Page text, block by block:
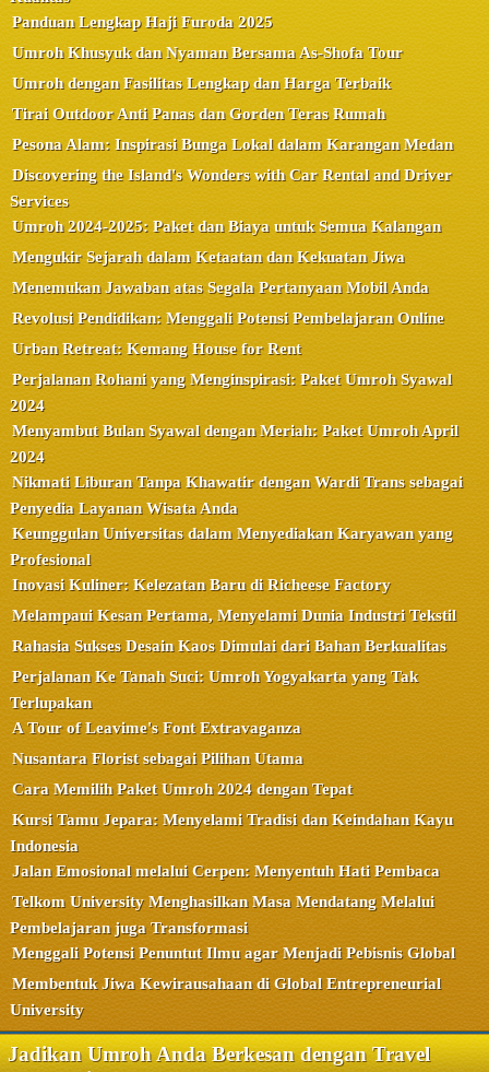
Panduan Lengkap Haji Furoda 2025
Umroh Khusyuk dan Nyaman Bersama As-Shofa Tour
Umroh dengan Fasilitas Lengkap dan Harga Terbaik
Tirai Outdoor Anti Panas dan Gorden Teras Rumah
Pesona Alam: Inspirasi Bunga Lokal dalam Karangan Medan
Discovering the Island's Wonders with Car Rental and Driver
Services
Umroh 2024-2025: Paket dan Biaya untuk Semua Kalangan
Mengukir Sejarah dalam Ketaatan dan Kekuatan Jiwa
Menemukan Jawaban atas Segala Pertanyaan Mobil Anda
Revolusi Pendidikan: Menggali Potensi Pembelajaran Online
Urban Retreat: Kemang House for Rent
Perjalanan Rohani yang Menginspirasi: Paket Umroh Syawal
2024
Menyambut Bulan Syawal dengan Meriah: Paket Umroh April
2024
Nikmati Liburan Tanpa Khawatir dengan Wardi Trans sebagai
Penyedia Layanan Wisata Anda
Keunggulan Universitas dalam Menyediakan Karyawan yang
Profesional
Inovasi Kuliner: Kelezatan Baru di Richeese Factory
Melampaui Kesan Pertama, Menyelami Dunia Industri Tekstil
Rahasia Sukses Desain Kaos Dimulai dari Bahan Berkualitas
Perjalanan Ke Tanah Suci: Umroh Yogyakarta yang Tak
Terlupakan
A Tour of Leavime's Font Extravaganza
Nusantara Florist sebagai Pilihan Utama
Cara Memilih Paket Umroh 2024 dengan Tepat
Kursi Tamu Jepara: Menyelami Tradisi dan Keindahan Kayu
Indonesia
Jalan Emosional melalui Cerpen: Menyentuh Hati Pembaca
Telkom University Menghasilkan Masa Mendatang Melalui
Pembelajaran juga Transformasi
Menggali Potensi Penuntut Ilmu agar Menjadi Pebisnis Global
Membentuk Jiwa Kewirausahaan di Global Entrepreneurial
University
Jadikan Umroh Anda Berkesan dengan Travel